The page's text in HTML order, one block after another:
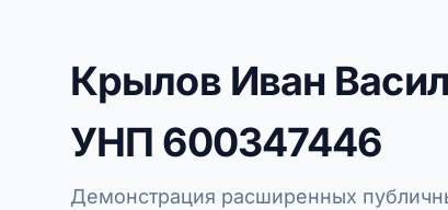
Крылов Иван
УНП 600347446
Демонстрация расширенных